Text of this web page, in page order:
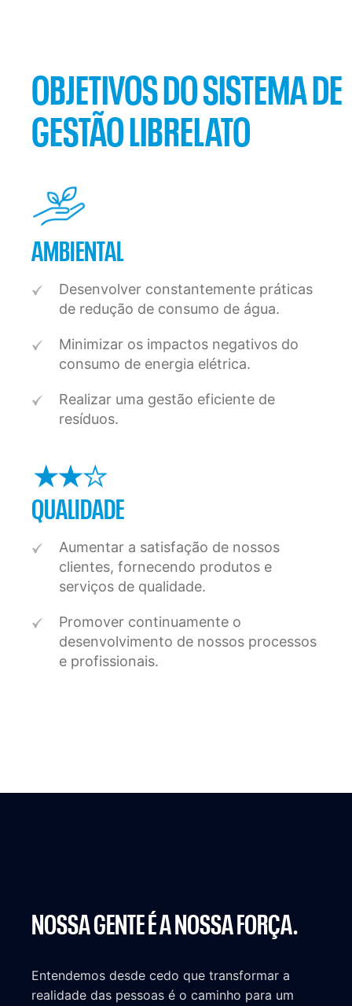
OBJETIVOS DO SISTEMA DE
GESTÃO LIBRELATO
AMBIENTAL
Desenvolver constantemente práticas
de redução de consumo de água.
Minimizar os impactos negativos do
consumo de energia elétrica.
Realizar uma gestão eficiente de
resíduos.
QUALIDADE
Aumentar a satisfação de nossos
clientes, fornecendo produtos e
serviços de qualidade.
Promover continuamente o
desenvolvimento de nossos processos
e profissionais.
NOSSA GENTE É A NOSSA FORÇA.
Entendemos desde cedo que transformar a
realidade das pessoas é o caminho para um